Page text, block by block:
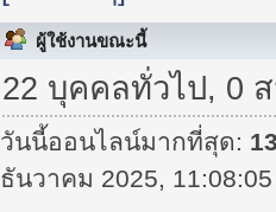
ผู้ใช้งานขณะนี้
22 บุคคลทั่วไป, 0
วันนี้ออนไลน์มากที่สุด:
ธันวาคม 2025,